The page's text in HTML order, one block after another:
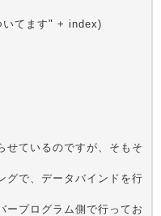
いてます" + index)
せているのですが、そもそ
グで、データバインドを行
ープログラム側で行ってお